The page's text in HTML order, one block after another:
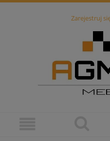
Zarejestruj